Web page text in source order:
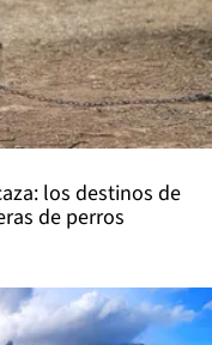
los destinos de
de perros